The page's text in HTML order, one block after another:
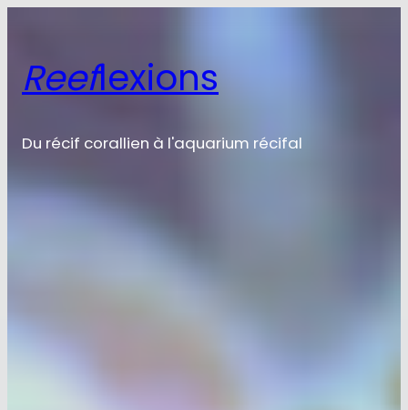
Reeflexions
Du récif corallien à l'aquarium récifal